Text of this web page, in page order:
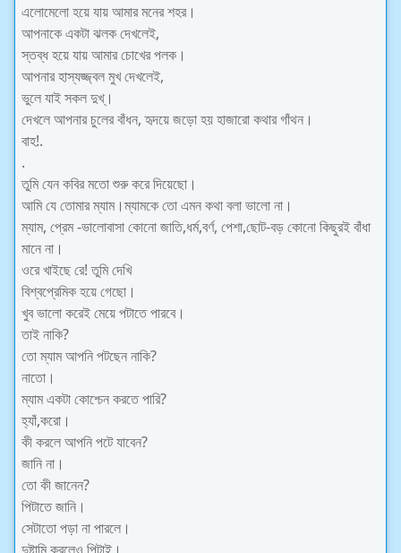
এলোমেলো হয়ে যায় আমার মনের শহর।
আপনাকে একটা ঝলক দেখলেই,
স্তব্ধ হয়ে যায় আমার চোখের পলক।
আপনার হাস্যজ্জ্বল মুখ দেখলেই,
ভুলে যাই সকল দুখ্।
দেখলে আপনার চুলের বাঁধন, হৃদয়ে জড়ো হয় হাজারো কথার গাঁথন।
বাহ!.
.
তুমি যেন কবির মতো শুরু করে দিয়েছো।
আমি যে তোমার ম্যাম।ম্যামকে তো এমন কথা বলা ভালো না।
ম্যাম, প্রেম -ভালোবাসা কোনো জাতি,ধর্ম,বর্ণ, পেশা,ছোট-বড় কোনো কিছুরই বাঁধা
মানে না।
ওরে খাইছে রে! তুমি দেখি
বিশ্বপ্রেমিক হয়ে গেছো।
খুব ভালো করেই মেয়ে পটাতে পারবে।
তাই নাকি?
তো ম্যাম আপনি পটছেন নাকি?
নাতো।
ম্যাম একটা কোশ্চেন করতে পারি?
হ্যাঁ,করো।
কী করলে আপনি পটে যাবেন?
জানি না।
তো কী জানেন?
পিটাতে জানি।
সেটাতো পড়া না পারলে।